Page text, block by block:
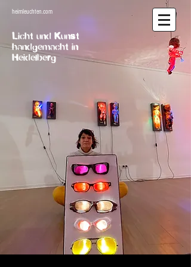
heimleuchten.com
Licht und Kunst
handgemacht in
Heidelberg